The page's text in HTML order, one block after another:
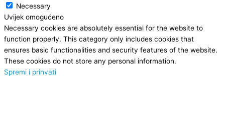
Necessary
Uvijek omogućeno
Necessary cookies are absolutely essential for the website to
function properly. This category only includes cookies that
ensures basic functionalities and security features of the website.
These cookies do not store any personal information.
Spremi i prihvati